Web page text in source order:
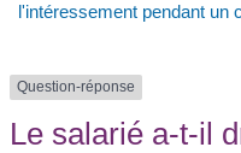
l'intéressement pendant un
Question-réponse
Le salarié a-t-il